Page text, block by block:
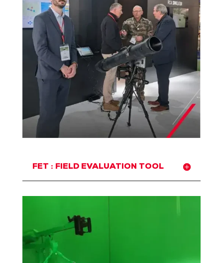
FET : FIELD EVALUATION TOOL